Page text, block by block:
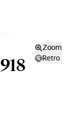
Zoom
Retro